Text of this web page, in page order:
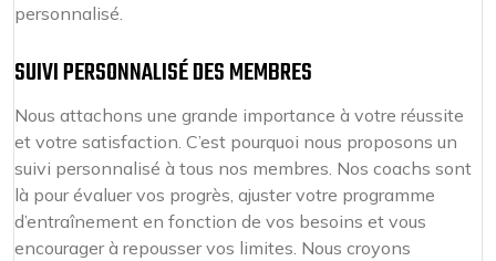
personnalisé.
SUIVI PERSONNALISÉ DES MEMBRES
Nous attachons une grande importance à votre réussite
et votre satisfaction. C’est pourquoi nous proposons un
suivi personnalisé à tous nos membres. Nos coachs sont
là pour évaluer vos progrès, ajuster votre programme
d’entraînement en fonction de vos besoins et vous
encourager à repousser vos limites. Nous croyons